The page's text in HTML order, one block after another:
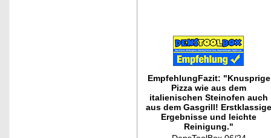
EmpfehlungFazit: "Knusprige
Pizza wie aus dem
italienischen Steinofen auch
aus dem Gasgrill! Erstklassige
Ergebnisse und leichte
Reinigung."